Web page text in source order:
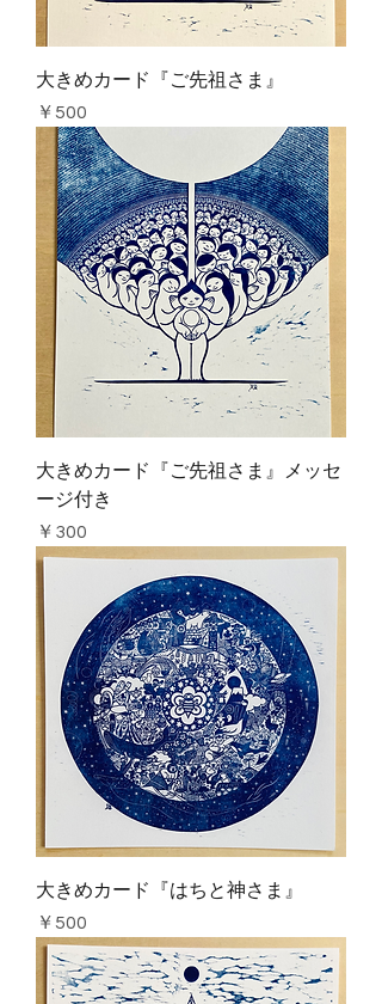
大きめカード『ご先祖さま』
価格
￥500
大きめカード『ご先祖さま』メッセ
ージ付き
価格
￥300
大きめカード『はちと神さま』
価格
￥500